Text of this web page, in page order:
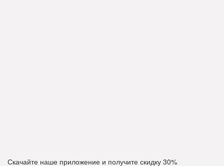
Скачайте наше приложение и получите скидку 30%